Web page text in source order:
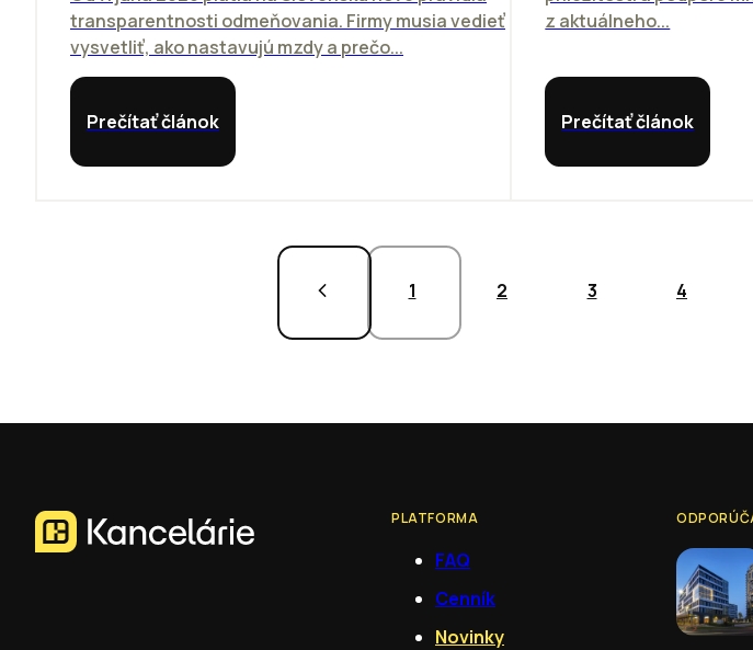
transparentnosti odmeňovania. Firmy musia vedieť
vysvetliť, ako nastavujú mzdy a prečo...
Prečítať článok
z aktuálneho...
Prečítať článok
1 2 3 4
PLATFORMA
FAQ
Cenník
Novinky